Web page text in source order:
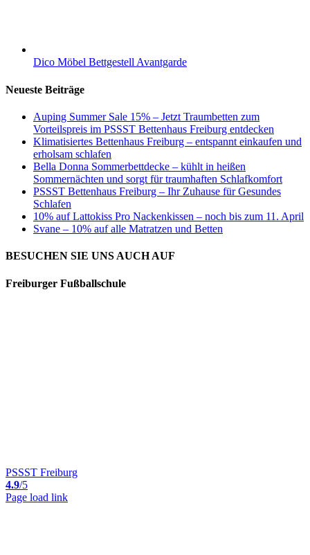
Dico Möbel Bettgestell Avantgarde
Neueste Beiträge
Auping Summer Sale 15% – Jetzt Traumbetten zum
Vorteilspreis im PSSST Bettenhaus Freiburg entdecken
Klimatisiertes Bettenhaus Freiburg – entspannt einkaufen und
erholsam schlafen
Bella Donna Sommerbettdecke – kühlt in heißen
Sommernächten und sorgt für traumhaften Schlafkomfort
PSSST Bettenhaus Freiburg – Ihr Zuhause für Gesundes
Schlafen
10% auf Lattokiss Pro Nackenkissen – noch bis zum 11. April
Svane – 10% auf alle Matratzen und Betten
BESUCHEN SIE UNS AUCH AUF
Freiburger Fußballschule
PSSST Freiburg
4.9/5
Page load link